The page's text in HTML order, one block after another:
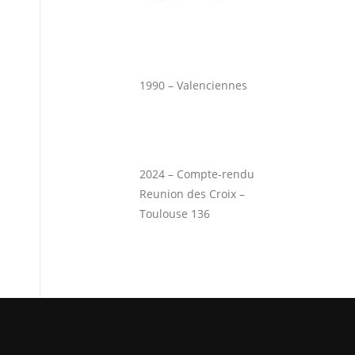
1990 – Valenciennes
2024 – Compte-rendu
Reunion des Croix –
Toulouse 136